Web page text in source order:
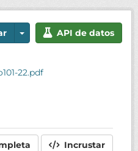
API de datos
22.pdf
Incrustar